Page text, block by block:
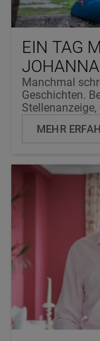
EIN TAG
Manchmal
Geschichten.
MEHR